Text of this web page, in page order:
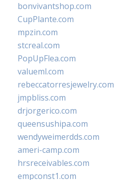
bonvivantshop.com
CupPlante.com
mpzin.com
stcreal.com
PopUpFlea.com
valueml.com
rebeccatorresjewelry.com
jmpbliss.com
drjorgerico.com
queensushipa.com
wendyweimerdds.com
ameri-camp.com
hrsreceivables.com
empconst1.com